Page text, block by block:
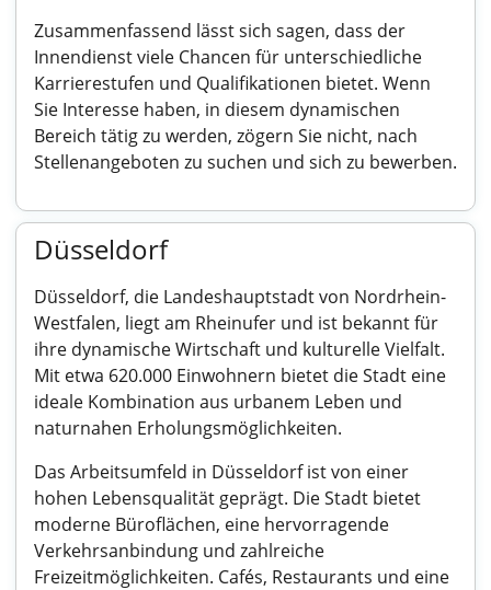
Zusammenfassend lässt sich sagen, dass der
Innendienst viele Chancen für unterschiedliche
Karrierestufen und Qualifikationen bietet. Wenn
Sie Interesse haben, in diesem dynamischen
Bereich tätig zu werden, zögern Sie nicht, nach
Stellenangeboten zu suchen und sich zu bewerben.
Düsseldorf
Düsseldorf, die Landeshauptstadt von Nordrhein-
Westfalen, liegt am Rheinufer und ist bekannt für
ihre dynamische Wirtschaft und kulturelle Vielfalt.
Mit etwa 620.000 Einwohnern bietet die Stadt eine
ideale Kombination aus urbanem Leben und
naturnahen Erholungsmöglichkeiten.
Das Arbeitsumfeld in Düsseldorf ist von einer
hohen Lebensqualität geprägt. Die Stadt bietet
moderne Büroflächen, eine hervorragende
Verkehrsanbindung und zahlreiche
Freizeitmöglichkeiten. Cafés, Restaurants und eine